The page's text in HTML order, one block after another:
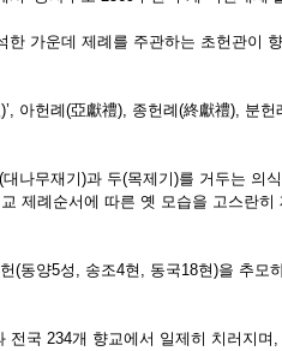
가운데 제례를 주관하는 초헌관이
아헌례(亞獻禮), 종헌례(終獻禮), 분
나무재기)과 두(목제기)를 거두는 의
제례순서에 따른 옛 모습을 고스란히
(동양5성, 송조4현, 동국18현)을 추모
국 234개 향교에서 일제히 치러지며